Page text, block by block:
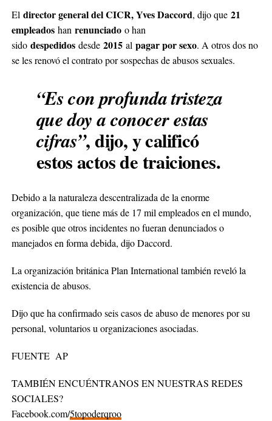
El director general del CICR, Yves Daccord, dijo que 21
empleadoshan renunciadoo han
sido despedidosdesde 2015al pagar por sexo. A otros dos no
se les renovó el contrato por sospechas de abusos sexuales.
“Es con profunda tristeza
que doy a conocer estas
cifras”, dijo, y calificó
estos actos de traiciones.
Debido a la naturaleza descentralizada de la enorme
organización, que tiene más de 17 mil empleados en el mundo,
es posible que otros incidentes no fueran denunciados o
manejados en forma debida, dijo Daccord.
La organización británica Plan International también reveló la
existencia de abusos.
Dijo que ha confirmado seis casos de abuso de menores por su
personal, voluntarios u organizaciones asociadas.
FUENTE AP
TAMBIÉN ENCUÉNTRANOS EN NUESTRAS REDES
SOCIALES?
Facebook.com/5topoderqroo